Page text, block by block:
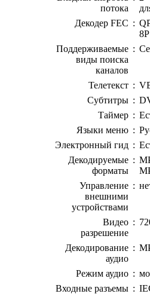
потока
Декодер FEC :
Поддерживаемые
виды поиска
каналов
:
Телетекст :
Субтитры :
Таймер :
Языки меню :
Электронный гид :
Декодируемые
форматы
:
Управление
внешними
устройствами
:
Видео
разрешение
:
Декодирование
аудио
:
Режим аудио :
Входные разъемы :